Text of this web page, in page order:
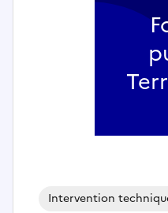
Intervention